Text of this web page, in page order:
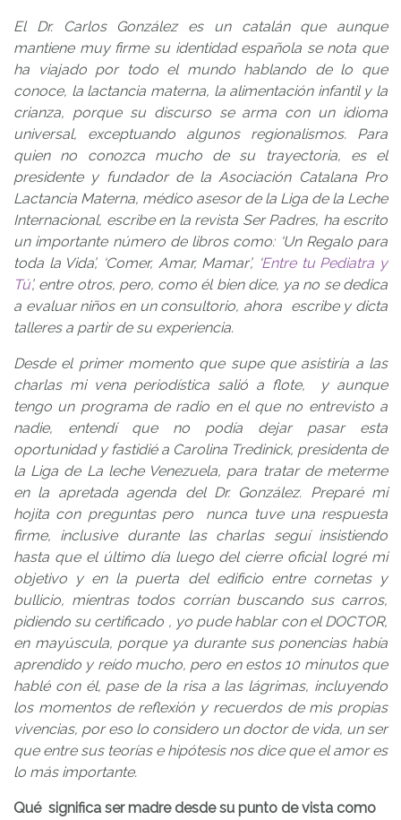
El Dr. Carlos González es un catalán que aunque
mantiene muy firme su identidad española se nota que
ha viajado por todo el mundo hablando de lo que
conoce, la lactancia materna, la alimentación infantil y la
crianza, porque su discurso se arma con un idioma
universal, exceptuando algunos regionalismos. Para
quien no conozca mucho de su trayectoria, es el
presidente y fundador de la Asociación Catalana Pro
Lactancia Materna, médico asesor de la Liga de la Leche
Internacional, escribe en la revista Ser Padres, ha escrito
un importante número de libros como: ‘Un Regalo para
toda la Vida’, ‘Comer, Amar, Mamar’, ‘ Entre tu Pediatra y
Tú’, entre otros, pero, como él bien dice, ya no se dedica
a evaluar niños en un consultorio, ahora escribe y dicta
talleres a partir de su experiencia.
Desde el primer momento que supe que asistiría a las
charlas mi vena periodística salió a flote, y aunque
tengo un programa de radio en el que no entrevisto a
nadie, entendí que no podía dejar pasar esta
oportunidad y fastidié a Carolina Tredinick, presidenta de
la Liga de La leche Venezuela, para tratar de meterme
en la apretada agenda del Dr. González. Preparé mi
hojita con preguntas pero nunca tuve una respuesta
firme, inclusive durante las charlas seguí insistiendo
hasta que el último día luego del cierre oficial logré mi
objetivo y en la puerta del edificio entre cornetas y
bullicio, mientras todos corrían buscando sus carros,
pidiendo su certificado , yo pude hablar con el DOCTOR,
en mayúscula, porque ya durante sus ponencias había
aprendido y reído mucho, pero en estos 10 minutos que
hablé con él, pase de la risa a las lágrimas, incluyendo
los momentos de reflexión y recuerdos de mis propias
vivencias, por eso lo considero un doctor de vida, un ser
que entre sus teorías e hipótesis nos dice que el amor es
lo más importante.
Qué significa ser madre desde su punto de vista como